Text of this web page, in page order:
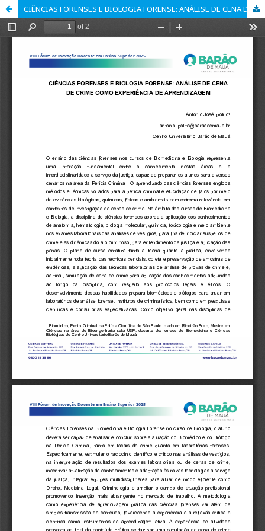
CIÊNCIAS FORENSES E BIOLOGIA FORENSE: ANÁLISE DE CENA DE CRIME COMO EXPERIÊNCIA DE APRENDIZAGEM